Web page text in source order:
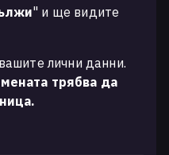
" и ще видите
лични данни.
трябва да